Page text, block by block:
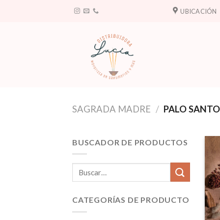
UBICACIÓN
SAGRADA MADRE / PALO
BUSCADOR DE PRODUCTOS
Buscar
por:
CATEGORÍAS DE PRODUCTO